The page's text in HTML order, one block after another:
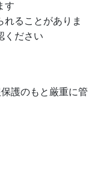
す
れることがありま
ください
護のもと厳重に管